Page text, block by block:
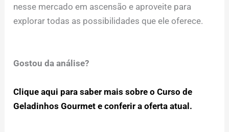
nesse mercado em ascensão e aproveite para
explorar todas as possibilidades que ele oferece.
Gostou da análise?
Clique aqui para saber mais sobre o Curso de
Geladinhos Gourmet e conferir a oferta atual.